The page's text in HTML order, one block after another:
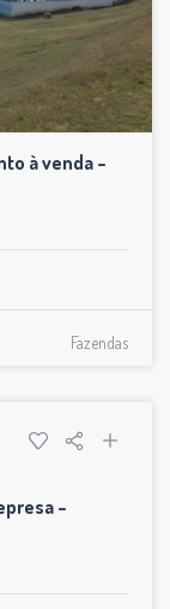
à venda –
Fazendas
–